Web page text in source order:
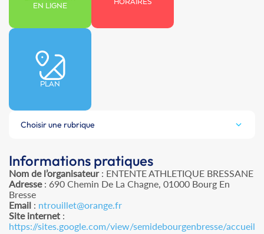
EN LIGNE
HORAIRES
PLAN
Choisir une rubrique
Informations pratiques
Nom de l’organisateur: ENTENTE ATHLETIQUE BRESSANE
Adresse: 690 Chemin De La Chagne, 01000 Bourg En
Bresse
Email : ntrouillet@orange.fr
Site internet :
https://sites.google.com/view/semidebourgenbresse/accueil